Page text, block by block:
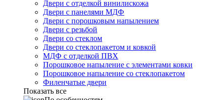
Двери с отделкой винилискожа
Двери с панелями МДФ
Двери с порошковым напылением
Двери с резьбой
Двери со стеклом
Двери со стеклопакетом и ковкой
МДФ с отделкой ПВХ
Порошковое напыление с элементами ковки
Порошковое напыление со стеклопакетом
Филенчатые двери
Показать все